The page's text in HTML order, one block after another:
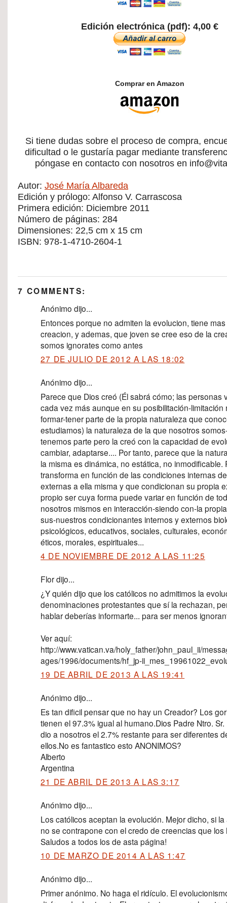
Edición electrónica (pdf): 4,00 €
Comprar en Amazon
Si tiene dudas sobre el proceso de compra,
dificultad o le gustaría pagar mediante
póngase en contacto con nosotros en
Autor: José María Albareda
Edición y prólogo: Alfonso V. Carrascosa
Primera edición: Diciembre 2011
Número de páginas: 284
Dimensiones: 22,5 cm x 15 cm
ISBN: 978-1-4710-2604-1
7 COMMENTS:
Anónimo dijo...
Entonces porque no admiten la evolucion, tiene
creacion, y ademas, que joven se cree eso de la
somos ignorates como antes
27 DE JULIO DE 2012 A LAS 18:02
Anónimo dijo...
Parece que Dios creó (Él sabrá cómo; las personas
cada vez más aunque en su posibilitación-limitación
formar-tener parte de la propia naturaleza que
estudiamos) la naturaleza de la que nosotros
tenemos parte pero la creó con la capacidad de
cambiar, adaptarse.... Por tanto, parece que la
la misma es dinámica, no estática, no inmodificable.
transforma en función de las condiciones internas
externas a ella misma y que condicionan su propia
propio ser cuya forma puede variar en función de
nosotros mismos en interacción-siendo con-la
sus-nuestros condicionantes internos y externos
psicológicos, educativos, sociales, culturales,
éticos, morales, espirituales...
4 DE NOVIEMBRE DE 2012 A LAS 11:25
Flor dijo...
¿Y quién dijo que los católicos no admitimos la
denominaciones protestantes que sí la rechazan,
hablar deberías informarte... para ser menos
Ver aquí:
http://www.vatican.va/holy_father/john_paul_ii/
ages/1996/documents/hf_jp-
19 DE ABRIL DE 2013 A LAS 19:41
Anónimo dijo...
Es tan dificil pensar que no hay un Creador? Los
tienen el 97.3% igual al humano.Dios Padre Ntro. Sr.
dio a nosotros el 2.7% restante para ser diferentes
ellos.No es fantastico esto ANONIMOS?
Alberto
Argentina
21 DE ABRIL DE 2013 A LAS 3:17
Anónimo dijo...
Los católicos aceptan la evolución. Mejor dicho, si
no se contrapone con el credo de creencias que los
Saludos a todos los de asta página!
10 DE MARZO DE 2014 A LAS 1:47
Anónimo dijo...
Primer anónimo. No haga el ridículo. El